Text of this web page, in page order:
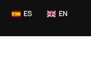
ES EN